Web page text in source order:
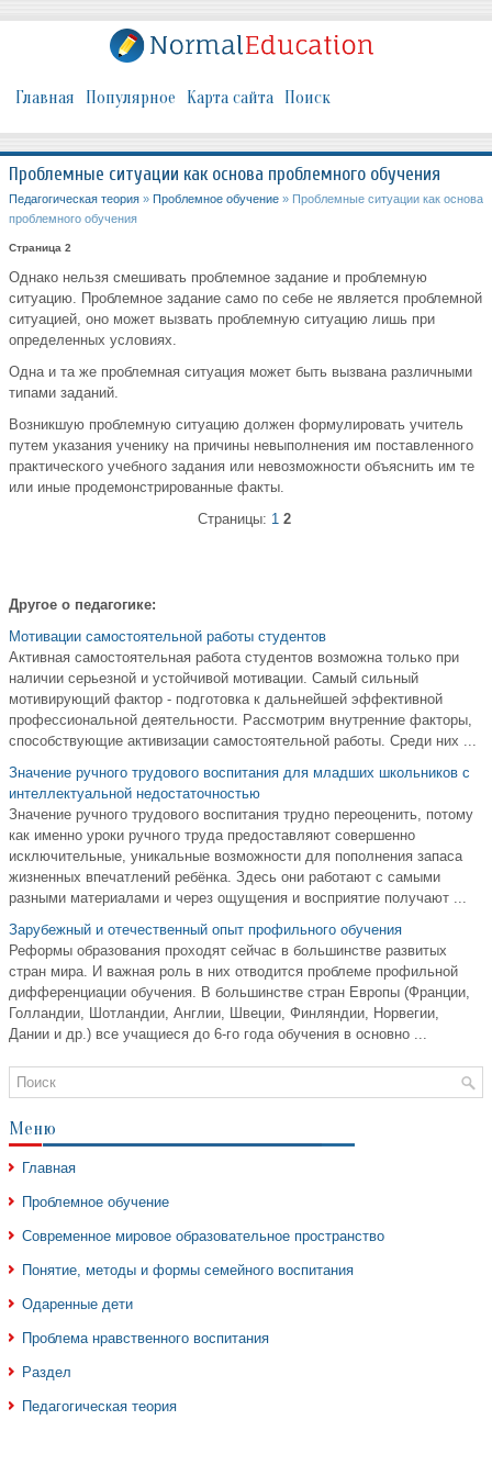
Главная Популярное Карта сайта Поиск
Проблемные ситуации как основа проблемного обучения
Педагогическая теория » Проблемное обучение » Проблемные ситуации как основа
проблемного обучения
Страница 2
Однако нельзя смешивать проблемное задание и проблемную
ситуацию. Проблемное задание само по себе не является проблемной
ситуацией, оно может вызвать проблемную ситуацию лишь при
определенных условиях.
Одна и та же проблемная ситуация может быть вызвана различными
типами заданий.
Возникшую проблемную ситуацию должен формулировать учитель
путем указания ученику на причины невыполнения им поставленного
практического учебного задания или невозможности объяснить им те
или иные продемонстрированные факты.
Страницы: 1 2
Другое о педагогике:
Мотивации самостоятельной работы студентов
Активная самостоятельная работа студентов возможна только при
наличии серьезной и устойчивой мотивации. Самый сильный
мотивирующий фактор - подготовка к дальнейшей эффективной
профессиональной деятельности. Рассмотрим внутренние факторы,
способствующие активизации самостоятельной работы. Среди них ...
Значение ручного трудового воспитания для младших школьников с
интеллектуальной недостаточностью
Значение ручного трудового воспитания трудно переоценить, потому
как именно уроки ручного труда предоставляют совершенно
исключительные, уникальные возможности для пополнения запаса
жизненных впечатлений ребёнка. Здесь они работают с самыми
разными материалами и через ощущения и восприятие получают ...
Зарубежный и отечественный опыт профильного обучения
Реформы образования проходят сейчас в большинстве развитых
стран мира. И важная роль в них отводится проблеме профильной
дифференциации обучения. В большинстве стран Европы (Франции,
Голландии, Шотландии, Англии, Швеции, Финляндии, Норвегии,
Дании и др.) все учащиеся до 6-го года обучения в основно ...
Меню
Главная
Проблемное обучение
Современное мировое образовательное пространство
Понятие, методы и формы семейного воспитания
Одаренные дети
Проблема нравственного воспитания
Раздел
Педагогическая теория